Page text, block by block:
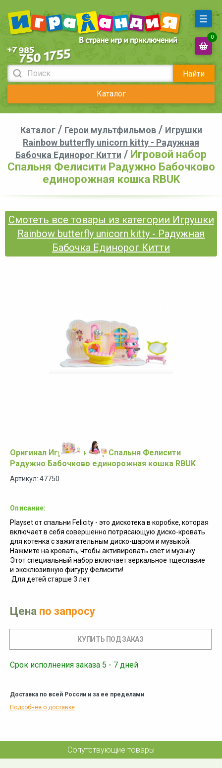
Найти
Каталог
0
Каталог/ Герои мультфильмов/ Игрушки
Rainbow butterfly unicorn kitty - Радужная
Бабочка Единорог Китти / Игровой набор
Спальня Фелисити Радужно Бабочково
единорожная кошка RBUK
Смотеть все товары из категории Игрушки
Rainbow butterfly unicorn kitty - Радужная
Бабочка Единорог Китти
Оригинал Игровой набор Спальня Фелисити
Радужно Бабочково единорожная кошка RBUK
Артикул: 47750
Описание:
Playset от спальни Felicity - это дискотека в коробке, которая
включает в себя совершенно потрясающую диско-кровать
для котенка с зажигательным диско-шаром и музыкой.
Нажмите на кровать, чтобы активировать свет и музыку.
Этот специальный набор включает зеркальное тщеславие
и эксклюзивную фигуру Фелисити!
Для детей старше 3 лет
Цена по запросу
Срок исполнения заказа 5 - 7 дней
Доставка по всей России и за ее пределами
Подробнее о доставке
Сопутствующие товары